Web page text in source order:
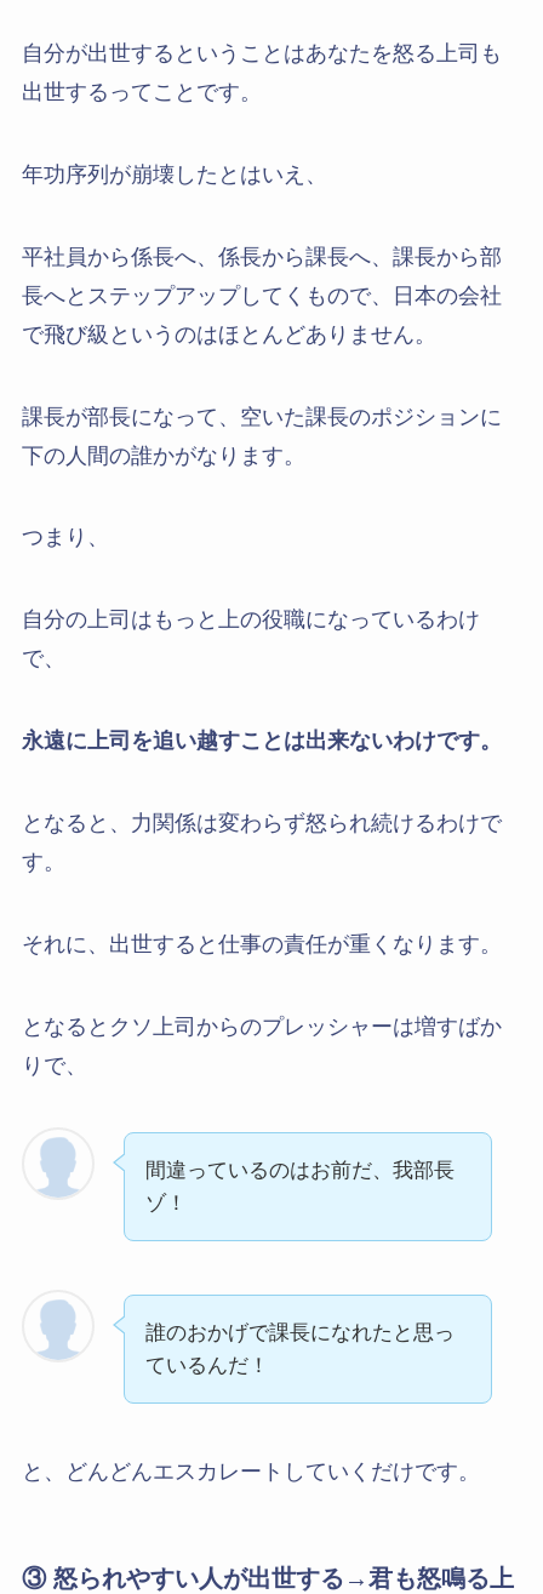
自分が出世するということはあなたを怒る上司も
出世するってことです。
年功序列が崩壊したとはいえ、
平社員から係長へ、係長から課長へ、課長から部
長へとステップアップしてくもので、日本の会社
で飛び級というのはほとんどありません。
課長が部長になって、空いた課長のポジションに
下の人間の誰かがなります。
つまり、
自分の上司はもっと上の役職になっているわけ
で、
永遠に上司を追い越すことは出来ないわけです。
となると、力関係は変わらず怒られ続けるわけで
す。
それに、出世すると仕事の責任が重くなります。
となるとクソ上司からのプレッシャーは増すばか
りで、
間違っているのはお前だ、我部長
ゾ！
誰のおかげで課長になれたと思っ
ているんだ！
と、どんどんエスカレートしていくだけです。
③ 怒られやすい人が出世する→君も怒鳴る上